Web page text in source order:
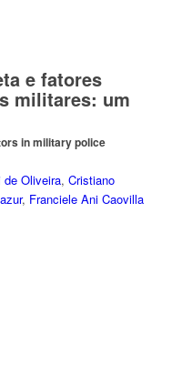
e fatores
militares: um
in military police
de Oliveira, Cristiano
, Franciele Ani Caovilla